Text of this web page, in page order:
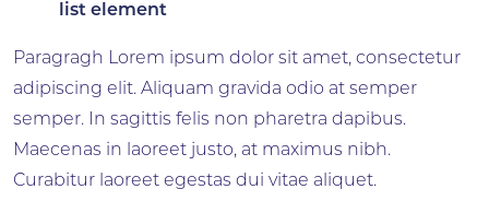
list element
Paragragh Lorem ipsum dolor sit amet, consectetur
adipiscing elit. Aliquam gravida odio at semper
semper. In sagittis felis non pharetra dapibus.
Maecenas in laoreet justo, at maximus nibh.
Curabitur laoreet egestas dui vitae aliquet.